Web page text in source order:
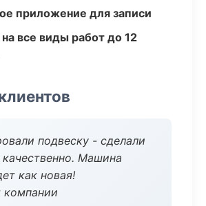
приложение для записи
на все виды работ до 12
подвеску - сделали
Машина
как новая!